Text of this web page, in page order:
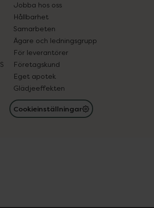
Jobba hos oss
Hållbarhet
Samarbeten
Ägare och ledningsgrupp
För leverantörer
Företagskund
Eget apotek
Glädjeeffekten
Cookieinställningar